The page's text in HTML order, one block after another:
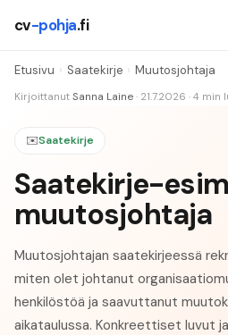
cv-pohja.fi
Etusivu › Saatekirje › Muutosjohtaja
Kirjoittanut Sanna Laine · 21.7.2026 · 4 min
✉️Saatekirje
Saatekirje-
muutosjohtaja
Muutosjohtajan saatekirjeessä
miten olet johtanut
henkilöstöä ja saavuttanut
aikataulussa. Konkreettiset luvut